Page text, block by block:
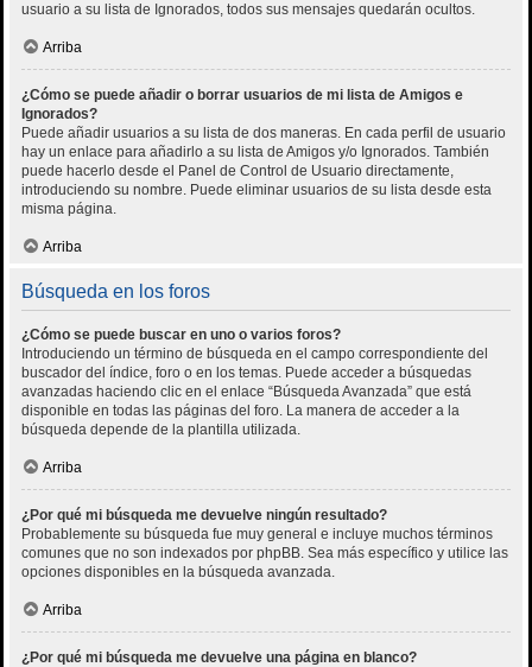
usuario a su lista de Ignorados, todos sus mensajes quedarán ocultos.
Arriba
¿Cómo se puede añadir o borrar usuarios de mi lista de Amigos e
Ignorados?
Puede añadir usuarios a su lista de dos maneras. En cada perfil de usuario
hay un enlace para añadirlo a su lista de Amigos y/o Ignorados. También
puede hacerlo desde el Panel de Control de Usuario directamente,
introduciendo su nombre. Puede eliminar usuarios de su lista desde esta
misma página.
Arriba
Búsqueda en los foros
¿Cómo se puede buscar en uno o varios foros?
Introduciendo un término de búsqueda en el campo correspondiente del
buscador del índice, foro o en los temas. Puede acceder a búsquedas
avanzadas haciendo clic en el enlace “Búsqueda Avanzada” que está
disponible en todas las páginas del foro. La manera de acceder a la
búsqueda depende de la plantilla utilizada.
Arriba
¿Por qué mi búsqueda me devuelve ningún resultado?
Probablemente su búsqueda fue muy general e incluye muchos términos
comunes que no son indexados por phpBB. Sea más específico y utilice las
opciones disponibles en la búsqueda avanzada.
Arriba
¿Por qué mi búsqueda me devuelve una página en blanco?